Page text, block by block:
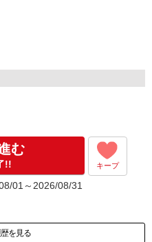
む
!! キープ
01～2026/08/31
を見る